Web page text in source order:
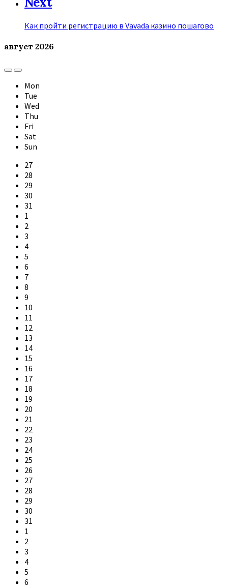
Как пройти регистрацию в Vavada казино пошагово
август 2026
Previous
Month
Next
Month
Mon
Tue
Wed
Thu
Fri
Sat
Sun
Skip
calendar
days
27
28
29
30
31
1
2
3
4
5
6
7
8
9
10
11
12
13
14
15
16
17
18
19
20
21
22
23
24
25
26
27
28
29
30
31
1
2
3
4
5
6